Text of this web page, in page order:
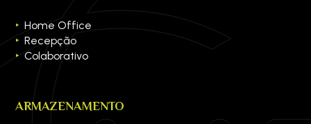
Home Office
Recepção
Colaborativo
ARMAZENAMENTO